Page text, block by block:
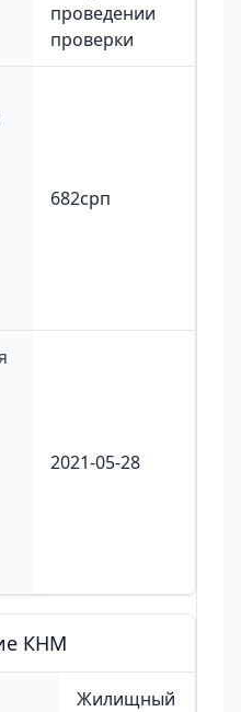
проведении
проверки
682срп
2021-05-28
КНМ
Жилищный